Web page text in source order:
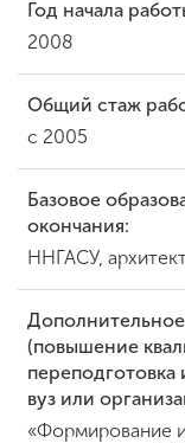
ENG SPN
Приемная
Год начала
2008
Общий стаж
с 2005
Базовое
окончания:
ННГАСУ,
(повышение
вуз или
«Формирование